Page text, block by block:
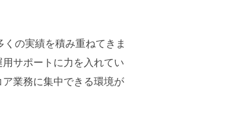
の実績を積み重ねてきま
サポートに力を入れてい
業務に集中できる環境が